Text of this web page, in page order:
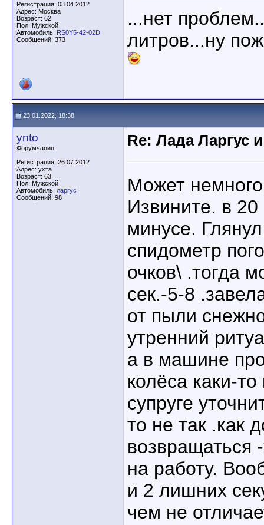
Регистрация: 03.04.2012
Адрес: Москва
Возраст: 62
Пол: Мужской
Автомобиль: RS0Y5-42-02D
Сообщений: 373
...нет
литров...ну
23.01.2022, 18:38
ynto
Форумчанин
Регистрация: 26.07.2012
Адрес: ухта
Возраст: 63
Пол: Мужской
Автомобиль: ларгус
Сообщений: 98
Re: Лада Ларгус
Может
Извините. в 20
минусе.
спидометр
очков\ .тогда
сек.-5-8
от пыли
утренний
а в машине
колёса каки-
супруге
то не так .как
возвращаться
на работу.
и 2 лишних
чем не